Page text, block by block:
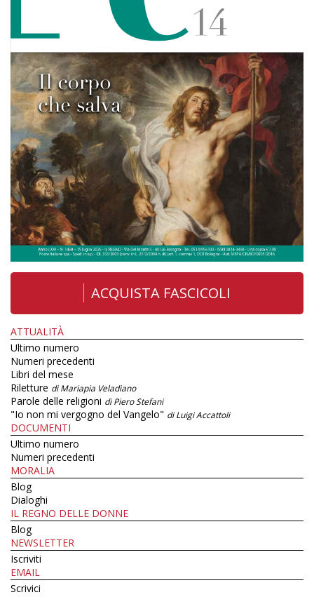
ACQUISTA FASCICOLI
ATTUALITÀ
Ultimo numero
Numeri precedenti
Libri del mese
Riletture di Mariapia Veladiano
Parole delle religioni di Piero Stefani
"Io non mi vergogno del Vangelo" di Luigi Accattoli
DOCUMENTI
Ultimo numero
Numeri precedenti
MORALIA
Blog
Dialoghi
IL REGNO DELLE DONNE
Blog
NEWSLETTER
Iscriviti
EMAIL
Scrivici